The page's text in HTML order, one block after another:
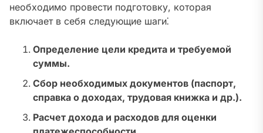
необходимо провести подготовку, которая
включает в себя следующие шаги⁚
Определение цели кредита и требуемой
суммы.
Сбор необходимых документов (паспорт,
справка о доходах, трудовая книжка и др.).
Расчет дохода и расходов для оценки